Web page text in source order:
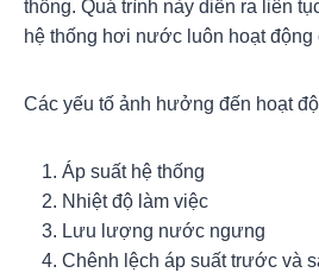
thống. Quá trình này diễn ra liên
hệ thống hơi nước luôn hoạt động
Các yếu tố ảnh hưởng đến hoạt
Áp suất hệ thống
Nhiệt độ làm việc
Lưu lượng nước ngưng
Chênh lệch áp suất trước và